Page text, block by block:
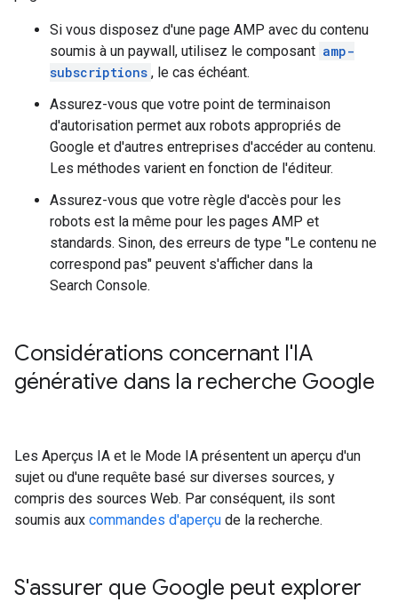
Si vous disposez d'une page AMP avec du contenu
soumis à un paywall, utilisez le composant amp-
subscriptions , le cas échéant.
Assurez-vous que votre point de terminaison
d'autorisation permet aux robots appropriés de
Google et d'autres entreprises d'accéder au contenu.
Les méthodes varient en fonction de l'éditeur.
Assurez-vous que votre règle d'accès pour les
robots est la même pour les pages AMP et
standards. Sinon, des erreurs de type "Le contenu ne
correspond pas" peuvent s'afficher dans la
Search Console.
Considérations concernant l'IA
générative dans la recherche Google
Les Aperçus IA et le Mode IA présentent un aperçu d'un
sujet ou d'une requête basé sur diverses sources, y
compris des sources Web. Par conséquent, ils sont
soumis aux commandes d'aperçu de la recherche.
S'assurer que Google peut explorer